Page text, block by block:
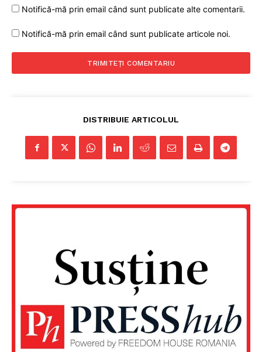
Notifică-mă prin email când sunt publicate alte comentarii.
Notifică-mă prin email când sunt publicate articole noi.
DISTRIBUIE ARTICOLUL